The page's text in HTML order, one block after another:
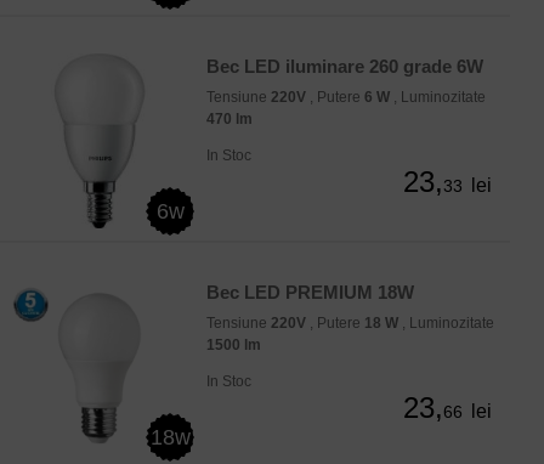
6w
Bec LED iluminare 260 grade 6W
Tensiune 220V , Putere 6 W , Luminozitate
470 lm
In Stoc
23,33 lei
18w
Bec LED PREMIUM 18W
Tensiune 220V , Putere 18 W , Luminozitate
1500 lm
In Stoc
23,66 lei